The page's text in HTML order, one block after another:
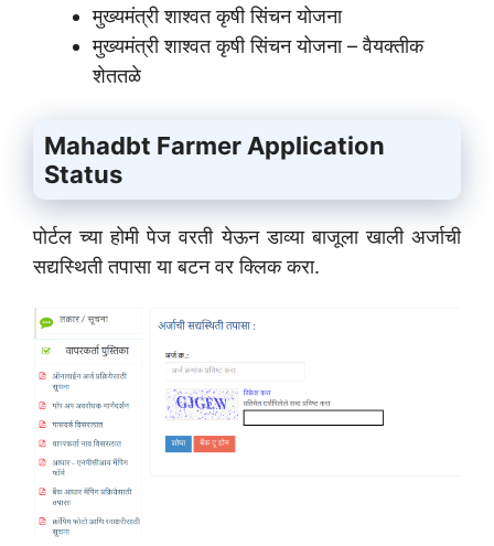
मुख्यमंत्री शाश्वत कृषी सिंचन योजना
मुख्यमंत्री शाश्वत कृषी सिंचन योजना – वैयक्तीक
शेततळे
Mahadbt Farmer Application
Status
पोर्टल च्या होमी पेज वरती येऊन डाव्या बाजूला खाली अर्जाची
सद्यस्थिती तपासा या बटन वर क्लिक करा.